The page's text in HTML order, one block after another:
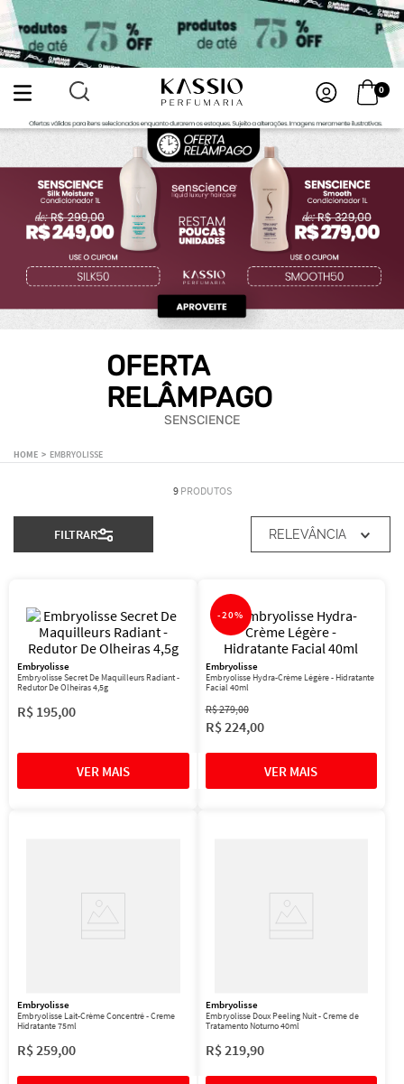
0
OFERTA
RELÂMPAGO
SENSCIENCE
EMBRYOLISSE
9 PRODUTOS
FILTRAR RELEVÂNCIA
Embryolisse
Embryolisse Secret De Maquilleurs Radiant -
Redutor De Olheiras 4,5g
R$ 195,00
-20%
Embryolisse
Embryolisse Hydra-Crème Légère - Hidratante
Facial 40ml
R$279,00
R$224,00
Embryolisse
Embryolisse Lait-Crème Concentré - Creme
Hidratante 75ml
R$259,00
Embryolisse
Embryolisse Doux Peeling Nuit - Creme de
Tratamento Noturno 40ml
R$219,90